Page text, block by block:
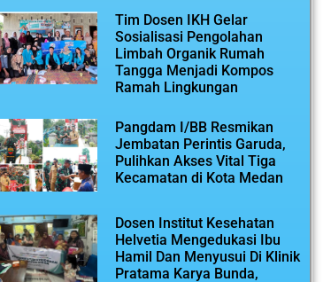
Tim Dosen IKH Gelar
Sosialisasi Pengolahan
Limbah Organik Rumah
Tangga Menjadi Kompos
Ramah Lingkungan
Pangdam I/BB Resmikan
Jembatan Perintis Garuda,
Pulihkan Akses Vital Tiga
Kecamatan di Kota Medan
Dosen Institut Kesehatan
Helvetia Mengedukasi Ibu
Hamil Dan Menyusui Di Klinik
Pratama Karya Bunda,